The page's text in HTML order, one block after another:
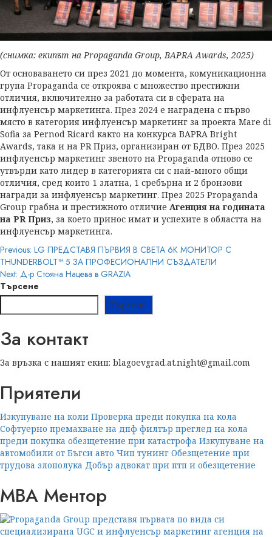
(снимка: екипът на Propaganda Group, BAPRA Awards, 2025)
От основаването си през 2021 до момента, комуникационна
група Propaganda се откроява с множество престижни
отличия, включително за работата си в сферата на
инфлуенсър маркетинга. През 2024 е наградена с първо
място в категория инфлуенсър маркетинг за проекта Mare di
Sofia за Pernod Ricard както на конкурса BAPRA Bright
Awards, така и на PR Приз, организиран от БДВО. През 2025
инфлуенсър маркетинг звеното на Propaganda отново се
утвърди като лидер в категорията си с най-много общи
отличия, сред които 1 златна, 1 сребърна и 2 бронзови
награди за инфлуенсър маркетинг. През 2025 Propaganda
Group грабна и престижното отличие Агенция на годината
на PR Приз, за което принос имат и успехите в областта на
инфлуенсър маркетинга.
Post
navigation
Previous: LG ПРЕДСТАВЯ ПЪРВИЯ В СВЕТА 6K МОНИТОР С
THUNDERBOLT™ 5 ЗА ПРОФЕСИОНАЛНИ СЪЗДАТЕЛИ
Next: Д-р Стояна Нацева в GRAZIA
Търсене
Търсене
За контакт
За връзка с нашият екип: blagoevgrad.at.night@gmail.com
Приятели
Изкупуване на коли Проверка преди покупка на кола
Софтуерно премахване на дпф филтър преглед на кола
преди покупка обезщетение при катастрофа Изкупуване на
автомобили от Бъгси авто Чип тунинг Обезщетение при
трудова злополука Добър адвокат при птп и обезщетение
МВА Ментор